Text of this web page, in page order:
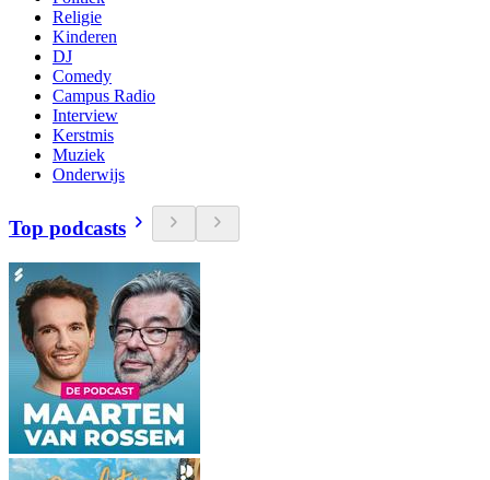
Religie
Kinderen
DJ
Comedy
Campus Radio
Interview
Kerstmis
Muziek
Onderwijs
Top podcasts